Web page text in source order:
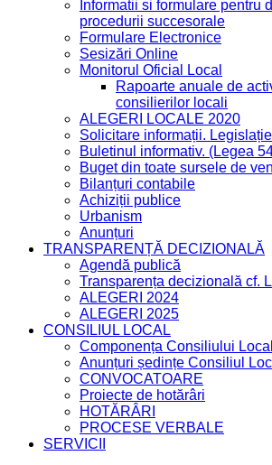
Informatii si formulare pentru
procedurii succesorale
Formulare Electronice
Sesizări Online
Monitorul Oficial Local
Rapoarte anuale de
consilierilor locali
ALEGERI LOCALE 2020
Solicitare informații. Legislație
Buletinul informativ. (Legea
Buget din toate sursele de
Bilanțuri contabile
Achiziții publice
Urbanism
Anunțuri
TRANSPARENȚĂ DECIZIONALĂ
Agendă publică
Transparența decizională cf.
ALEGERI 2024
ALEGERI 2025
CONSILIUL LOCAL
Componența Consiliului Local
Anunțuri ședințe Consiliul
CONVOCATOARE
Proiecte de hotărâri
HOTĂRÂRI
PROCESE VERBALE
SERVICII